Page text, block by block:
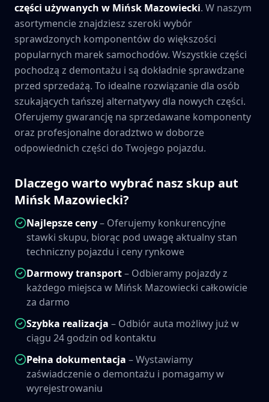
części używanych w Mińsk Mazowiecki. W naszym
asortymencie znajdziesz szeroki wybór
sprawdzonych komponentów do większości
popularnych marek samochodów. Wszystkie części
pochodzą z demontażu i są dokładnie sprawdzane
przed sprzedażą. To idealne rozwiązanie dla osób
szukających tańszej alternatywy dla nowych części.
Oferujemy gwarancję na sprzedawane komponenty
oraz profesjonalne doradztwo w doborze
odpowiednich części do Twojego pojazdu.
Dlaczego warto wybrać nasz skup aut
Mińsk Mazowiecki?
Najlepsze ceny– Oferujemy konkurencyjne
stawki skupu, biorąc pod uwagę aktualny stan
techniczny pojazdu i ceny rynkowe
Darmowy transport– Odbieramy pojazdy z
każdego miejsca w Mińsk Mazowiecki całkowicie
za darmo
Szybka realizacja – Odbiór auta możliwy już w
ciągu 24 godzin od kontaktu
Pełna dokumentacja – Wystawiamy
zaświadczenie o demontażu i pomagamy w
wyrejestrowaniu